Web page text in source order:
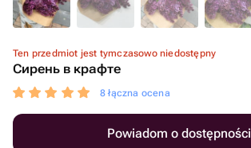
Ten przedmiot jest tymczasowo niedostępny
Сирень в крафте
8 łączna ocena
Powiadom o dostępności